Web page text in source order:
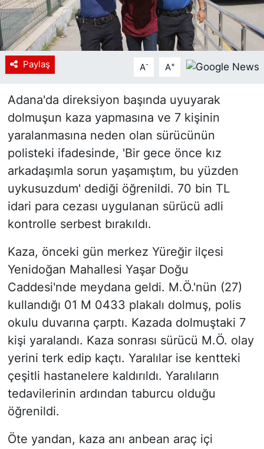
Paylaş A- A+
Adana'da direksiyon başında uyuyarak
dolmuşun kaza yapmasına ve 7 kişinin
yaralanmasına neden olan sürücünün
polisteki ifadesinde, 'Bir gece önce kız
arkadaşımla sorun yaşamıştım, bu yüzden
uykusuzdum' dediği öğrenildi. 70 bin TL
idari para cezası uygulanan sürücü adli
kontrolle serbest bırakıldı.
Kaza, önceki gün merkez Yüreğir ilçesi
Yenidoğan Mahallesi Yaşar Doğu
Caddesi'nde meydana geldi. M.Ö.'nün (27)
kullandığı 01 M 0433 plakalı dolmuş, polis
okulu duvarına çarptı. Kazada dolmuştaki 7
kişi yaralandı. Kaza sonrası sürücü M.Ö. olay
yerini terk edip kaçtı. Yaralılar ise kentteki
çeşitli hastanelere kaldırıldı. Yaralıların
tedavilerinin ardından taburcu olduğu
öğrenildi.
Öte yandan, kaza anı anbean araç içi